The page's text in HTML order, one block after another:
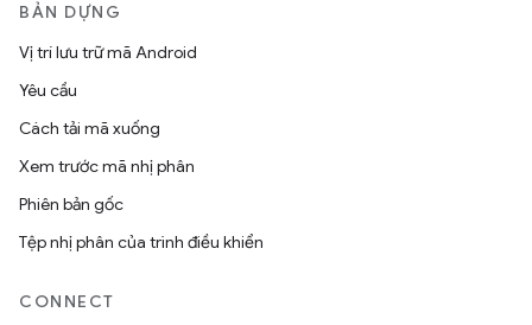
BẢN DỰNG
Vị trí lưu trữ mã Android
Yêu cầu
Cách tải mã xuống
Xem trước mã nhị phân
Phiên bản gốc
Tệp nhị phân của trình điều khiển
CONNECT